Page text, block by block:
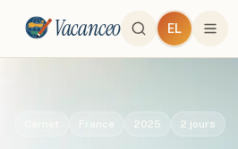
Vacanceo EL
France 2025 2 jours